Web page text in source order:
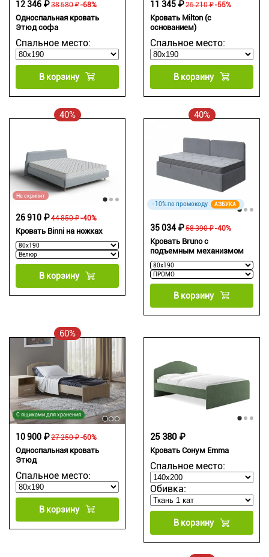
Односпальная кровать
Этюд софа
Спальное место:
38 580 ₽
12 346 ₽ -68%
В корзину
Кровать Milton (с
основанием)
Спальное место:
25 210 ₽
11 345 ₽ -55%
В корзину
40%
Не скрипит
Кровать Binni на ножках
44 850 ₽
26 910 ₽ -40%
В корзину
40%
-10% по промокоду АЗБУКА
Кровать Bruno с
подъемным механизмом
58 390 ₽
35 034 ₽ -40%
В корзину
60%
С ящиками для хранения
Односпальная кровать
Этюд
Спальное место:
27 250 ₽
10 900 ₽ -60%
В корзину
Кровать Сонум Emma
Спальное место:
Обивка:
25 380 ₽
В корзину